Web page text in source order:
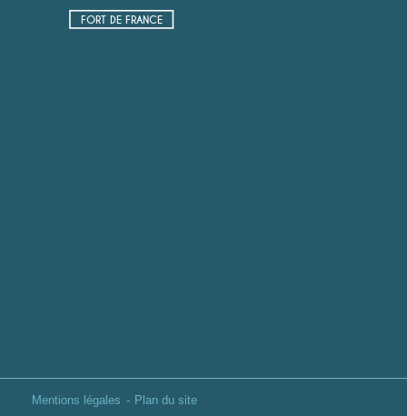
FORT DE FRANCE
Mentions légales Plan du site